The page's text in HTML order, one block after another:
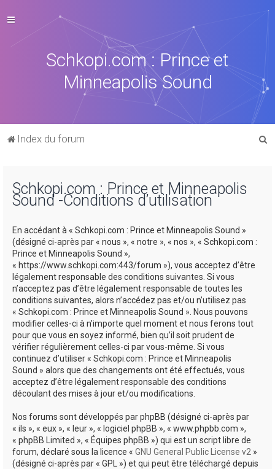
Schkopi.com : Prince et
Minneapolis Sound
Index du forum
Schkopi.com : Prince et Minneapolis
Sound -Conditions d’utilisation
En accédant à « Schkopi.com : Prince et Minneapolis Sound »
(désigné ci-après par « nous », « notre », « nos », « Schkopi.com :
Prince et Minneapolis Sound »,
« https://www.schkopi.com:443/forum »), vous acceptez d’être
légalement responsable des conditions suivantes. Si vous
n’acceptez pas d’être légalement responsable de toutes les
conditions suivantes, alors n’accédez pas et/ou n’utilisez pas
« Schkopi.com : Prince et Minneapolis Sound ». Nous pouvons
modifier celles-ci à n’importe quel moment et nous ferons tout
pour que vous en soyez informé, bien qu’il soit prudent de
vérifier régulièrement celles-ci par vous-même. Si vous
continuez d’utiliser « Schkopi.com : Prince et Minneapolis
Sound » alors que des changements ont été effectués, vous
acceptez d’être légalement responsable des conditions
découlant des mises à jour et/ou modifications.
Nos forums sont développés par phpBB (désigné ci-après par
« ils », « eux », « leur », « logiciel phpBB », « www.phpbb.com »,
« phpBB Limited », « Équipes phpBB ») qui est un script libre de
forum, déclaré sous la licence « GNU General Public License v2 »
(désigné ci-après par « GPL ») et qui peut être téléchargé depuis